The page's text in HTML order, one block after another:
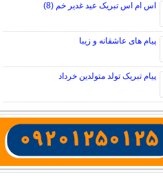
اس ام اس تبریک عید غدیر خم (8)
پیام های عاشقانه و زیبا
پیام تبریک تولد متولدین خرداد